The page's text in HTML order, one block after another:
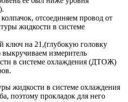
отсоединяем провод от
жидкости в системе
ключ на 21,(глубокую головку
измеритель
в системе охлаждения (ДТОЖ)
жидкости в системе охлаждения
поэтому прокладок для него